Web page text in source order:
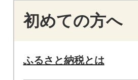
初めての方へ
ふるさと納税とは